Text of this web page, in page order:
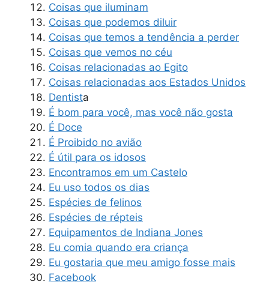
Coisas que iluminam
Coisas que podemos diluir
Coisas que temos a tendência a perder
Coisas que vemos no céu
Coisas relacionadas ao Egito
Coisas relacionadas aos Estados Unidos
Dentista
É bom para você, mas você não gosta
É Doce
É Proibido no avião
É útil para os idosos
Encontramos em um Castelo
Eu uso todos os dias
Espécies de felinos
Espécies de répteis
Equipamentos de Indiana Jones
Eu comia quando era criança
Eu gostaria que meu amigo fosse mais
Facebook